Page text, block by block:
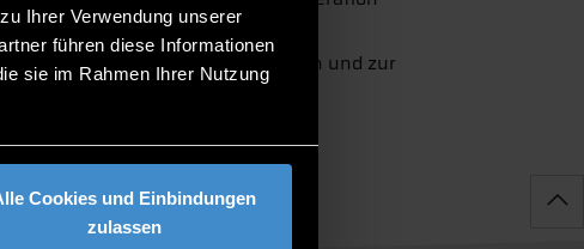
Ihrer Verwendung unserer
führen diese Informationen
sie im Rahmen Ihrer Nutzung
Cookies und Einbindungen
zulassen
wissenschaftlichen Austausch und zur